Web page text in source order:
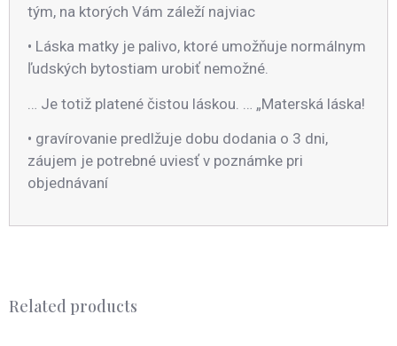
tým, na ktorých Vám záleží najviac
• Láska matky je palivo, ktoré umožňuje normálnym
ľudských bytostiam urobiť nemožné.
… Je totiž platené čistou láskou. … „Materská láska!
• gravírovanie predlžuje dobu dodania o 3 dni,
záujem je potrebné uviesť v poznámke pri
objednávaní
Related products